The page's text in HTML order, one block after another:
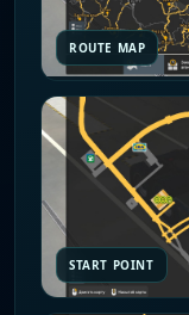
ROUTE MAP
START POINT